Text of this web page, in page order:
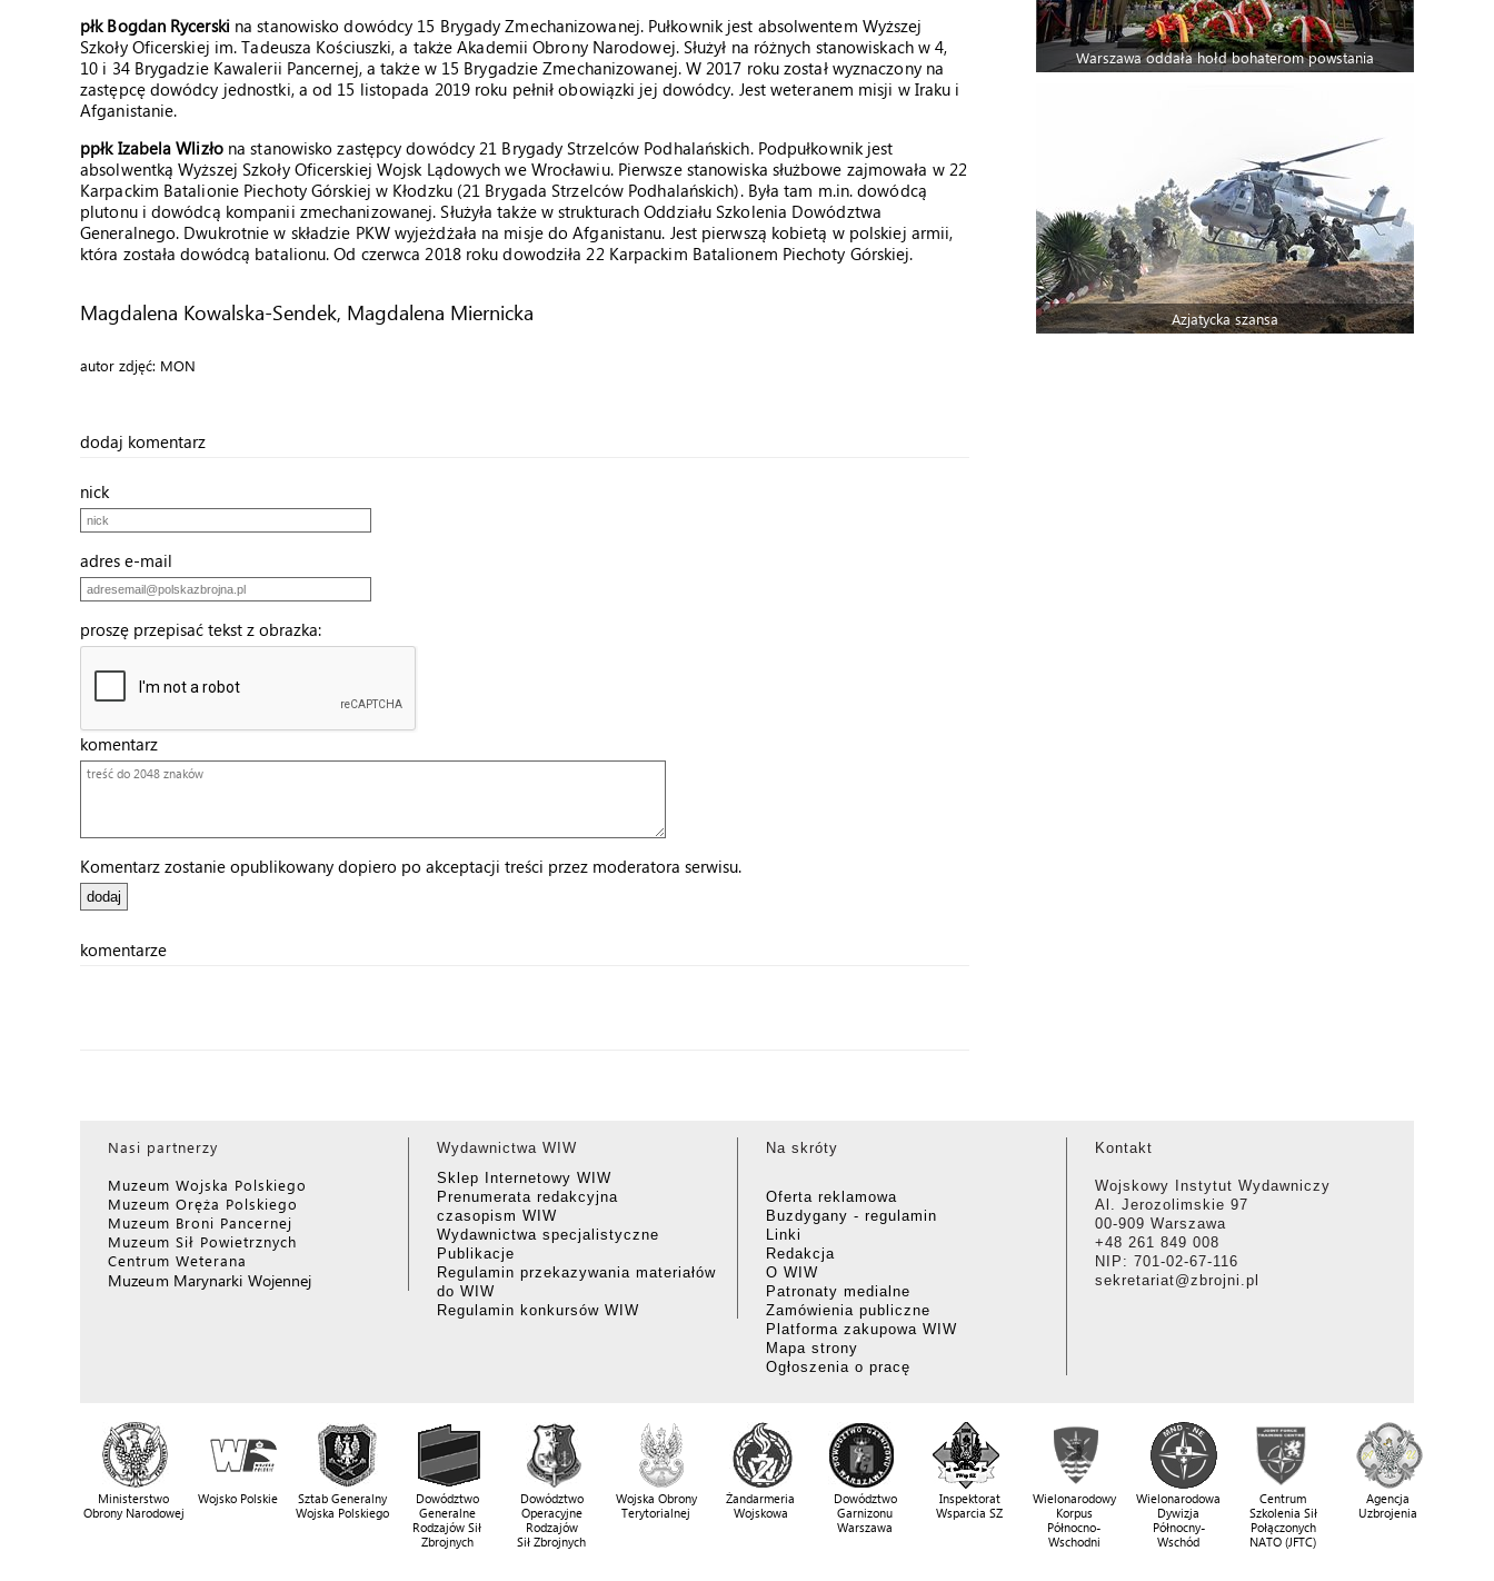
płk Bogdan Rycerskina stanowisko dowódcy 15 Brygady Zmechanizowanej. Pułkownik jest absolwentem Wyższej
Szkoły Oficerskiej im. Tadeusza Kościuszki, a także Akademii Obrony Narodowej. Służył na różnych stanowiskach w 4,
10 i 34 Brygadzie Kawalerii Pancernej, a także w 15 Brygadzie Zmechanizowanej. W 2017 roku został wyznaczony na
zastępcę dowódcy jednostki, a od 15 listopada 2019 roku pełnił obowiązki jej dowódcy. Jest weteranem misji w Iraku i
Afganistanie.
ppłk Izabela Wlizłona stanowisko zastępcy dowódcy 21 Brygady Strzelców Podhalańskich. Podpułkownik jest
absolwentką Wyższej Szkoły Oficerskiej Wojsk Lądowych we Wrocławiu. Pierwsze stanowiska służbowe zajmowała w 22
Karpackim Batalionie Piechoty Górskiej w Kłodzku (21 Brygada Strzelców Podhalańskich). Była tam m.in. dowódcą
plutonu i dowódcą kompanii zmechanizowanej. Służyła także w strukturach Oddziału Szkolenia Dowództwa
Generalnego. Dwukrotnie w składzie PKW wyjeżdżała na misje do Afganistanu. Jest pierwszą kobietą w polskiej armii,
która została dowódcą batalionu. Od czerwca 2018 roku dowodziła 22 Karpackim Batalionem Piechoty Górskiej.
Magdalena Kowalska-Sendek, Magdalena Miernicka
autor zdjęć: MON
dodaj komentarz
nick
adres e-mail
proszę przepisać tekst z obrazka:
komentarz
Komentarz zostanie opublikowany dopiero po akceptacji treści przez moderatora serwisu.
komentarze
Warszawa oddała hołd bohaterom powstania
Azjatycka szansa
Nasi partnerzy
Muzeum Wojska Polskiego
Muzeum Oręża Polskiego
Muzeum Broni Pancernej
Muzeum Sił Powietrznych
Centrum Weterana
Muzeum Marynarki Wojennej
Wydawnictwa WIW
Sklep Internetowy WIW
Prenumerata redakcyjna
czasopism WIW
Wydawnictwa specjalistyczne
Publikacje
Regulamin przekazywania materiałów
do WIW
Regulamin konkursów WIW
Na skróty
Oferta reklamowa
Buzdygany - regulamin
Linki
Redakcja
O WIW
Patronaty medialne
Zamówienia publiczne
Platforma zakupowa WIW
Mapa strony
Ogłoszenia o pracę
Kontakt
Wojskowy Instytut Wydawniczy
Al. Jerozolimskie 97
00-909 Warszawa
+48 261 849 008
NIP: 701-02-67-116
sekretariat@zbrojni.pl
Ministerstwo
Obrony Narodowej
Wojsko Polskie
Sztab Generalny
Wojska Polskiego
Dowództwo
Generalne
Rodzajów Sił
Zbrojnych
Dowództwo
Operacyjne
Rodzajów
Sił Zbrojnych
Wojska Obrony
Terytorialnej
Żandarmeria
Wojskowa
Dowództwo
Garnizonu
Warszawa
Inspektorat
Wsparcia SZ
Wielonarodowy
Korpus
Północno-
Wschodni
Wielonarodowa
Dywizja
Północny-
Wschód
Centrum
Szkolenia Sił
Połączonych
NATO (JFTC)
Agencja
Uzbrojenia